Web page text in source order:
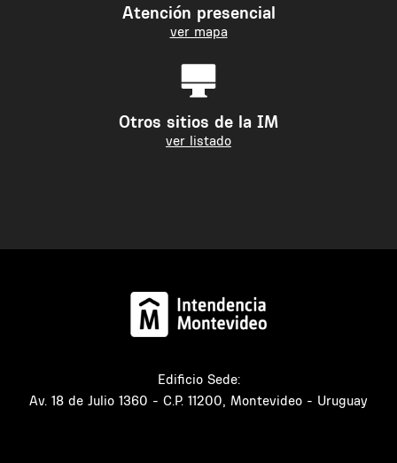
Atención presencial
ver mapa
Otros sitios de la IM
ver listado
Edificio Sede:
Av. 18 de Julio 1360 - C.P. 11200, Montevideo - Uruguay